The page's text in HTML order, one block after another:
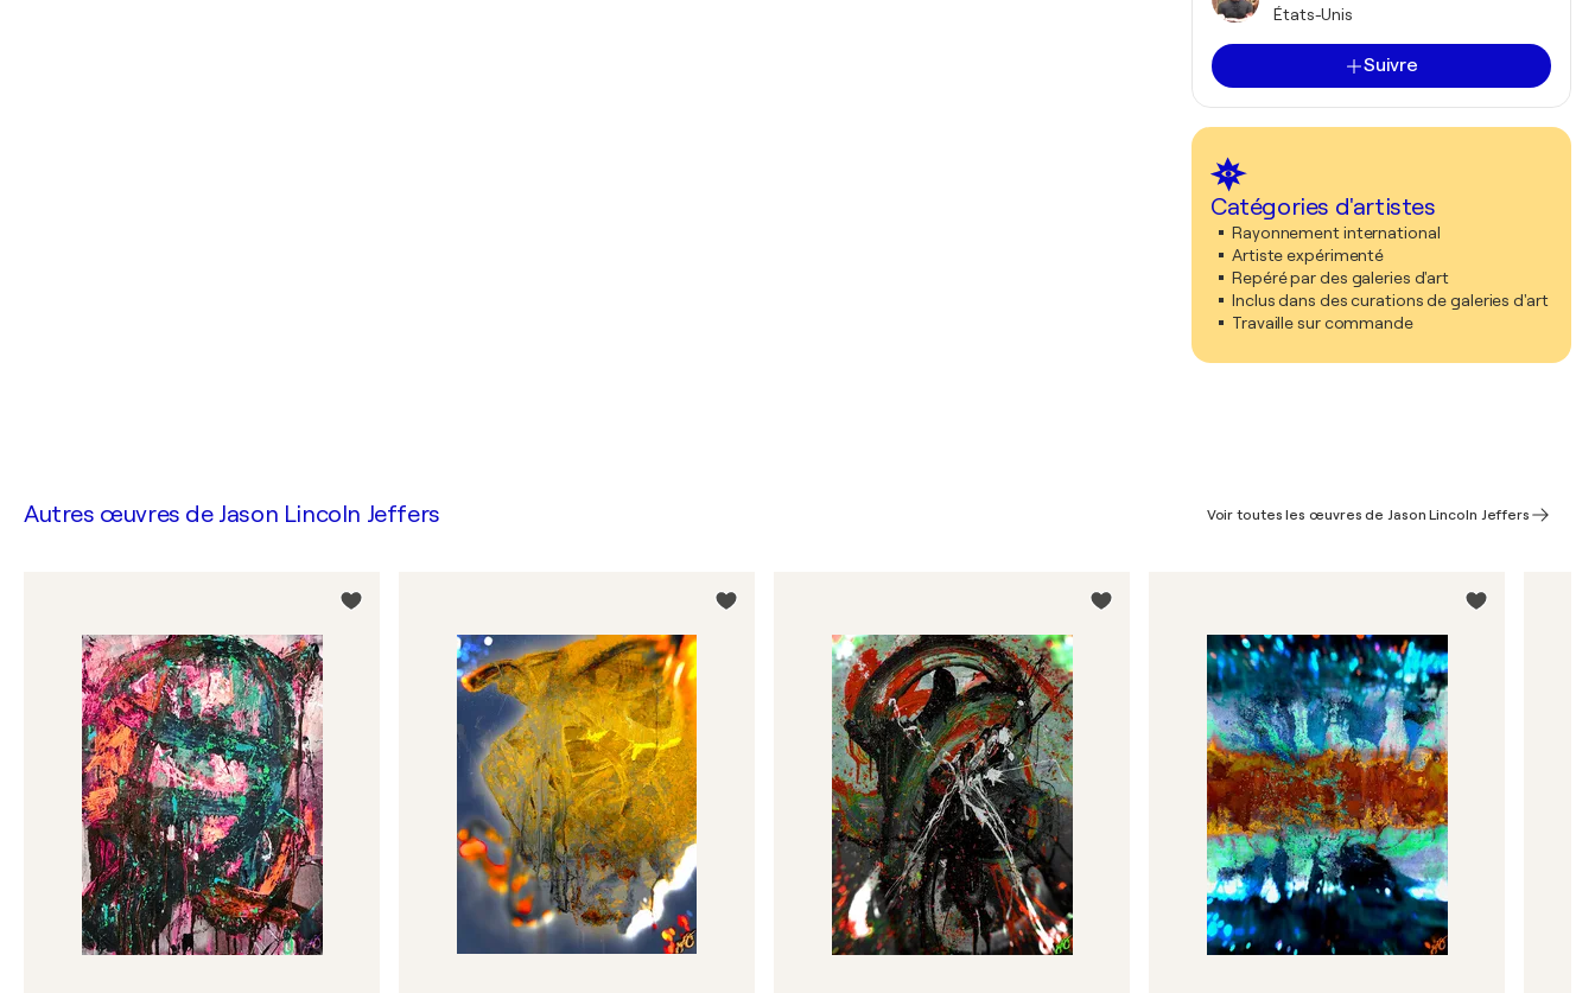
États-Unis
Suivre
Catégories d'artistes
Rayonnement international
Artiste expérimenté
Repéré par des galeries d'art
Inclus dans des curations de galeries d'art
Travaille sur commande
Autres œuvres de Jason Lincoln Jeffers Voir toutes les œuvres de Jason Lincoln Jeffers